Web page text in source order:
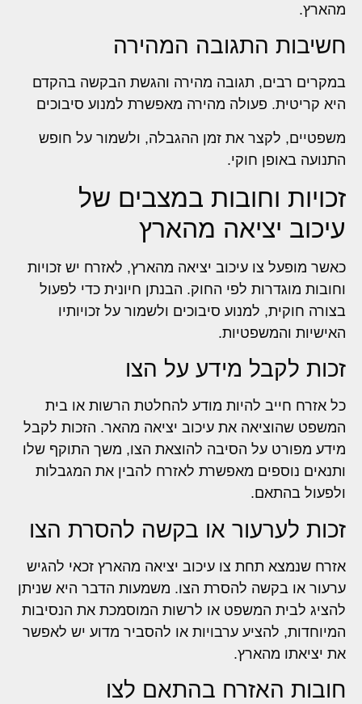
מהארץ.
חשיבות התגובה המהירה
במקרים רבים, תגובה מהירה והגשת הבקשה בהקדם
היא קריטית. פעולה מהירה מאפשרת למנוע סיבוכים
משפטיים, לקצר את זמן ההגבלה, ולשמור על חופש
התנועה באופן חוקי.
זכויות וחובות במצבים של
עיכוב יציאה מהארץ
כאשר מופעל צו עיכוב יציאה מהארץ, לאזרח יש זכויות
וחובות מוגדרות לפי החוק. הבנתן חיונית כדי לפעול
בצורה חוקית, למנוע סיבוכים ולשמור על זכויותיו
האישיות והמשפטיות.
זכות לקבל מידע על הצו
כל אזרח חייב להיות מודע להחלטת הרשות או בית
המשפט שהוציאה את עיכוב יציאה מהאר. הזכות לקבל
מידע מפורט על הסיבה להוצאת הצו, משך התוקף שלו
ותנאים נוספים מאפשרת לאזרח להבין את המגבלות
ולפעול בהתאם.
זכות לערעור או בקשה להסרת הצו
אזרח שנמצא תחת צו עיכוב יציאה מהארץ זכאי להגיש
ערעור או בקשה להסרת הצו. משמעות הדבר היא שניתן
להציג לבית המשפט או לרשות המוסמכת את הנסיבות
המיוחדות, להציע ערבויות או להסביר מדוע יש לאפשר
את יציאתו מהארץ.
חובות האזרח בהתאם לצו